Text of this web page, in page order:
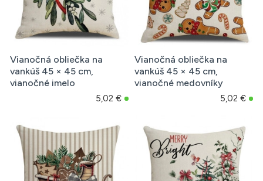
Vianočná obliečka na
vankúš 45 × 45 cm,
vianočné imelo
5,02 €
Vianočná obliečka na
vankúš 45 × 45 cm,
vianočné medovníky
5,02 €